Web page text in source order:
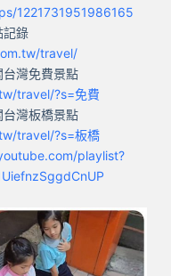
/1221731951986165
記錄
travel/
灣免費景點
travel/?s=免費
灣板橋景點
travel/?s=板橋
playlist?